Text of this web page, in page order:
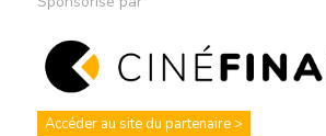
Accéder au site du partenaire >